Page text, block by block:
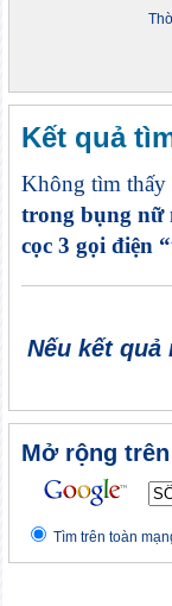
Kết quả
Không tìm thấy
trong bụng nữ
cọc 3 gọi điện
Nếu kết
Mở rộng
Tìm trên toàn